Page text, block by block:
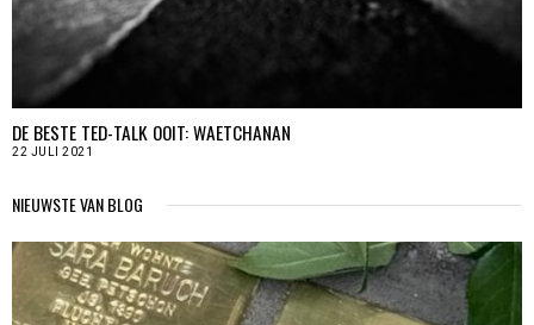
DE BESTE TED-TALK OOIT: WAETCHANAN
22 JULI 2021
NIEUWSTE VAN BLOG